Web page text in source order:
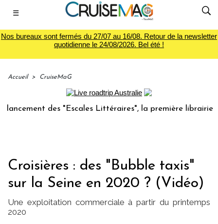
☰
Nos bureaux sont fermés du 27/07 au 16/08. Retour de la newsletter
quotidienne le 24/08/2026. Bel été !
Accueil > CruiseMaG
des "Escales Littéraires", la première librairie du
Croisières : des "Bubble taxis"
sur la Seine en 2020 ? (Vidéo)
Une exploitation commerciale à partir du printemps
2020